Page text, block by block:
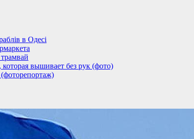
в Одесі
вышивает без рук (фото)